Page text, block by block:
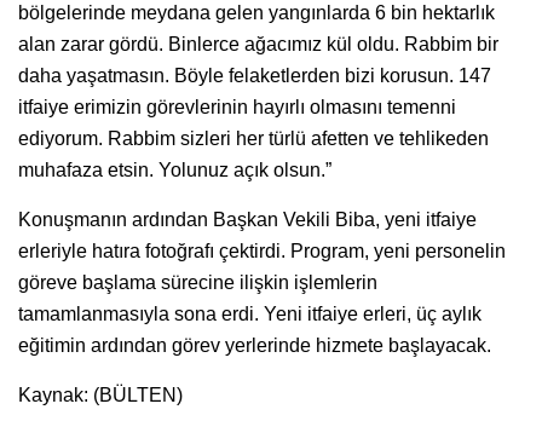
bölgelerinde meydana gelen yangınlarda 6 bin hektarlık
alan zarar gördü. Binlerce ağacımız kül oldu. Rabbim bir
daha yaşatmasın. Böyle felaketlerden bizi korusun. 147
itfaiye erimizin görevlerinin hayırlı olmasını temenni
ediyorum. Rabbim sizleri her türlü afetten ve tehlikeden
muhafaza etsin. Yolunuz açık olsun.”
Konuşmanın ardından Başkan Vekili Biba, yeni itfaiye
erleriyle hatıra fotoğrafı çektirdi. Program, yeni personelin
göreve başlama sürecine ilişkin işlemlerin
tamamlanmasıyla sona erdi. Yeni itfaiye erleri, üç aylık
eğitimin ardından görev yerlerinde hizmete başlayacak.
Kaynak: (BÜLTEN)